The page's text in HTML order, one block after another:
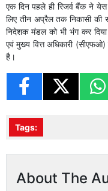
एक दिन पहले ही रिजर्व बैंक ने
लिए तीन अप्रैल तक निकासी
निदेशक मंडल को भी भंग कर
एवं मुख्य वित्त अधिकारी
है।
Tags:
About The